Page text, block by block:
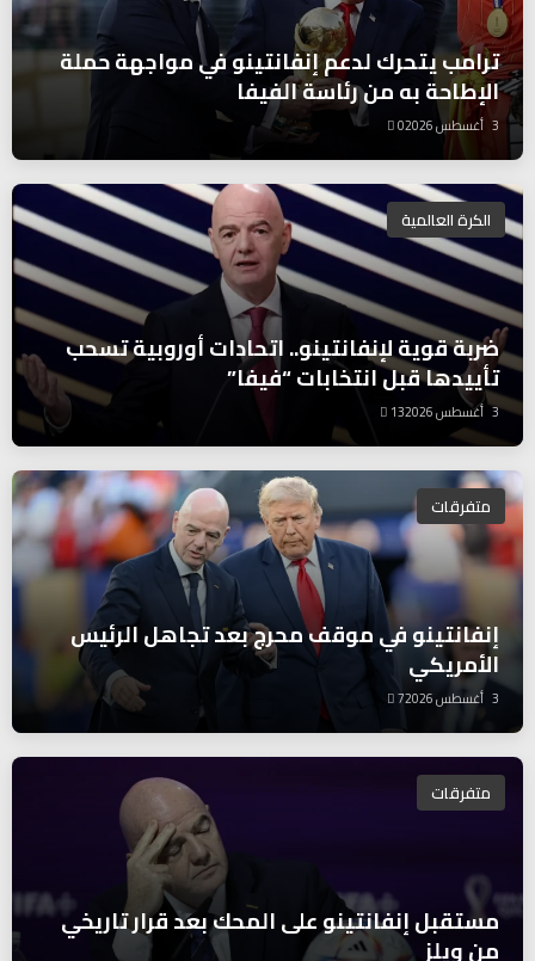
ترامب يتحرك لدعم إنفانتينو في مواجهة حملة
الإطاحة به من رئاسة الفيفا
3 أغسطس 2026 0
الكرة العالمية
ضربة قوية لإنفانتينو.. اتحادات أوروبية تسحب
تأييدها قبل انتخابات “فيفا”
3 أغسطس 2026 13
متفرقات
إنفانتينو في موقف محرج بعد تجاهل الرئيس
الأمريكي
3 أغسطس 2026 7
متفرقات
مستقبل إنفانتينو على المحك بعد قرار تاريخي
من ويلز